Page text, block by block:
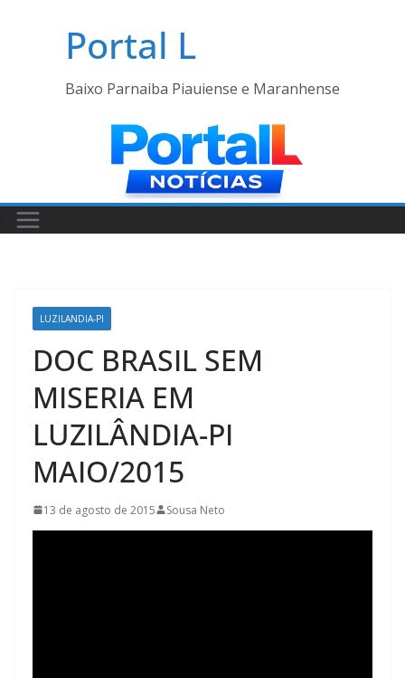
Portal L
Baixo Parnaiba Piauiense e Maranhense
LUZILANDIA-PI
DOC BRASIL SEM
MISERIA EM
LUZILÂNDIA-PI
MAIO/2015
13 de agosto de 2015 Sousa Neto